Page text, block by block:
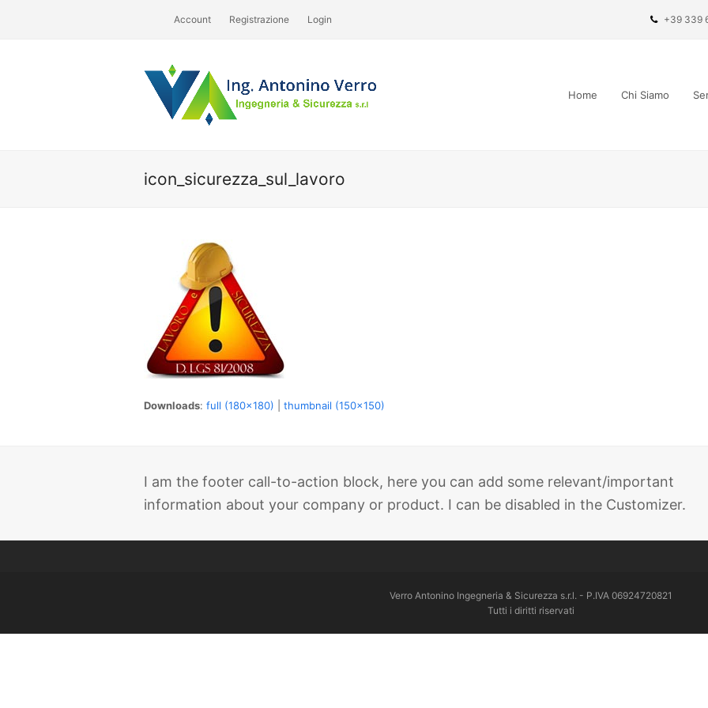
Account Registrazione Login +39 339
Home Chi Siamo
icon_sicurezza_sul_lavoro
Downloads: full (180x180) thumbnail (150x150)
I am the footer call-to-action block, here you can add some relevant/important
information about your company or product. I can be disabled in the Customizer.
Verro Antonino Ingegneria & Sicurezza s.r.l. - P.IVA 06924720821
Tutti i diritti riservati